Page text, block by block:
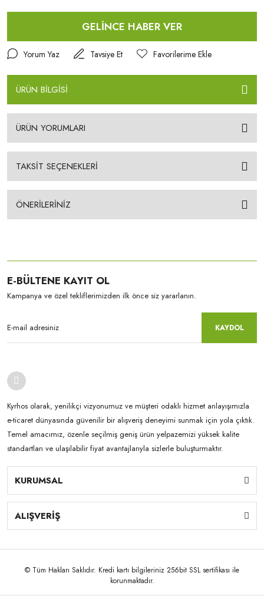
GELİNCE HABER VER
Yorum Yaz Tavsiye Et
ÜRÜN BİLGİSİ
ÜRÜN YORUMLARI
TAKSİT SEÇENEKLERİ
ÖNERİLERİNİZ
E-BÜLTENE KAYIT OL
Kampanya ve özel tekliflerimizden ilk önce siz yararlanın.
KAYDOL
Kyrhos olarak, yenilikçi vizyonumuz ve müşteri odaklı hizmet anlayışımızla
e-ticaret dünyasında güvenilir bir alışveriş deneyimi sunmak için yola çıktık.
Temel amacımız, özenle seçilmiş geniş ürün yelpazemizi yüksek kalite
standartları ve ulaşılabilir fiyat avantajlarıyla sizlerle buluşturmaktır.
KURUMSAL
ALIŞVERİŞ
© Tüm Hakları Saklıdır. Kredi kartı bilgileriniz 256bit SSL sertifikası ile
korunmaktadır.